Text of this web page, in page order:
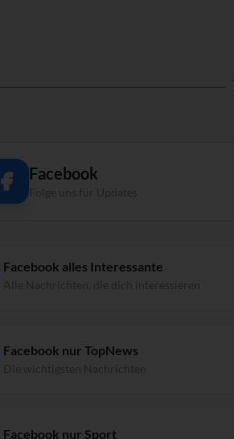
Facebook
Folge uns für Updates
Facebook alles Interessante
Facebook nur TopNews
Facebook nur Sport